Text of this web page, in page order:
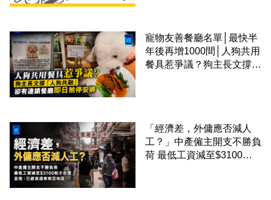
寵物友善餐廳名單│最快半
年後再增1000間│人狗共用
餐具惹爭議？狗主長文撐
「經濟差，外傭應否減人
工？」中產僱主開支不勝負
荷 最低工資減至$3100蚊